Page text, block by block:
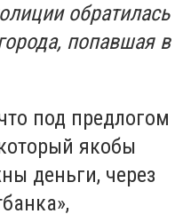
обратилась
попавшая в
под предлогом
якобы
деньги, через